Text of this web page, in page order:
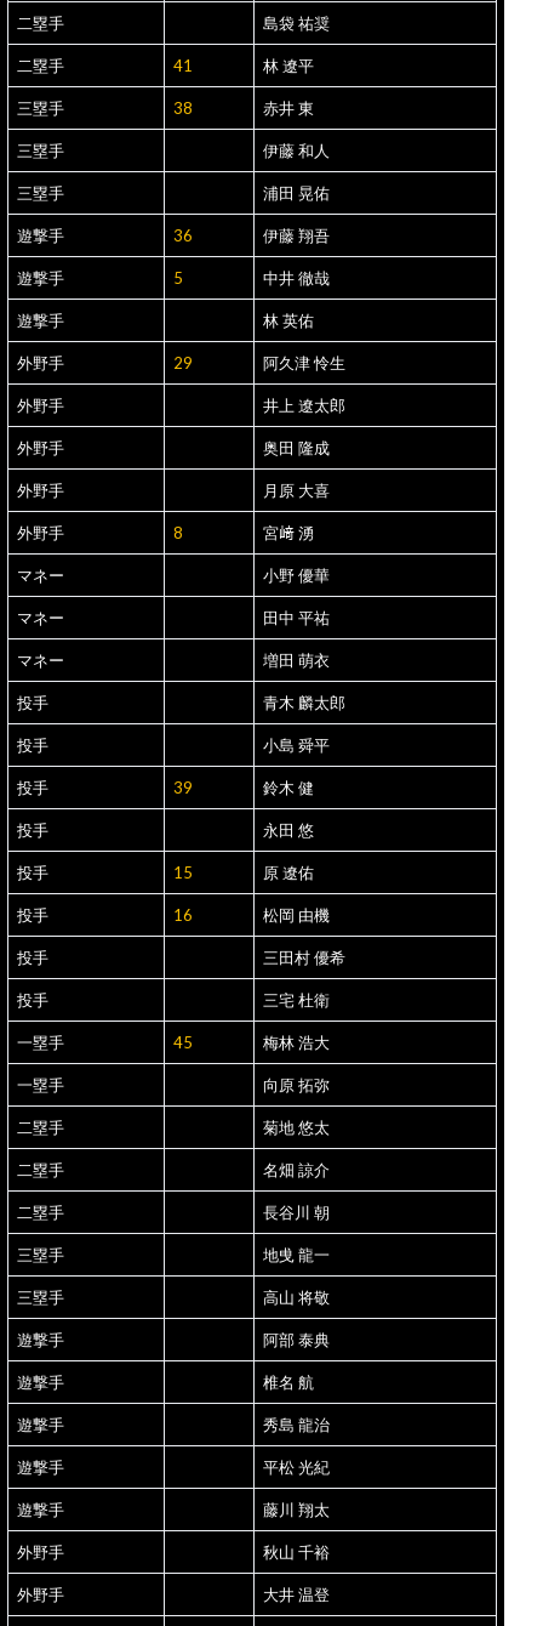
二塁手 島袋 祐奨
二塁手 41 林 遼平
三塁手 38 赤井 東
三塁手 伊藤 和人
三塁手 浦田 晃佑
遊撃手 36 伊藤 翔吾
遊撃手 5 中井 徹哉
遊撃手 林 英佑
外野手 29 阿久津 怜生
外野手 井上 遼太郎
外野手 奥田 隆成
外野手 月原 大喜
外野手 8 宮﨑 湧
マネー 小野 優華
マネー 田中 平祐
マネー 増田 萌衣
投手 青木 麟太郎
投手 小島 舜平
投手 39 鈴木 健
投手 永田 悠
投手 15 原 遼佑
投手 16 松岡 由機
投手 三田村 優希
投手 三宅 杜衛
一塁手 45 梅林 浩大
一塁手 向原 拓弥
二塁手 菊地 悠太
二塁手 名畑 諒介
二塁手 長谷川 朝
三塁手 地曵 龍一
三塁手 高山 将敬
遊撃手 阿部 泰典
遊撃手 椎名 航
遊撃手 秀島 龍治
遊撃手 平松 光紀
遊撃手 藤川 翔太
外野手 秋山 千裕
外野手 大井 温登